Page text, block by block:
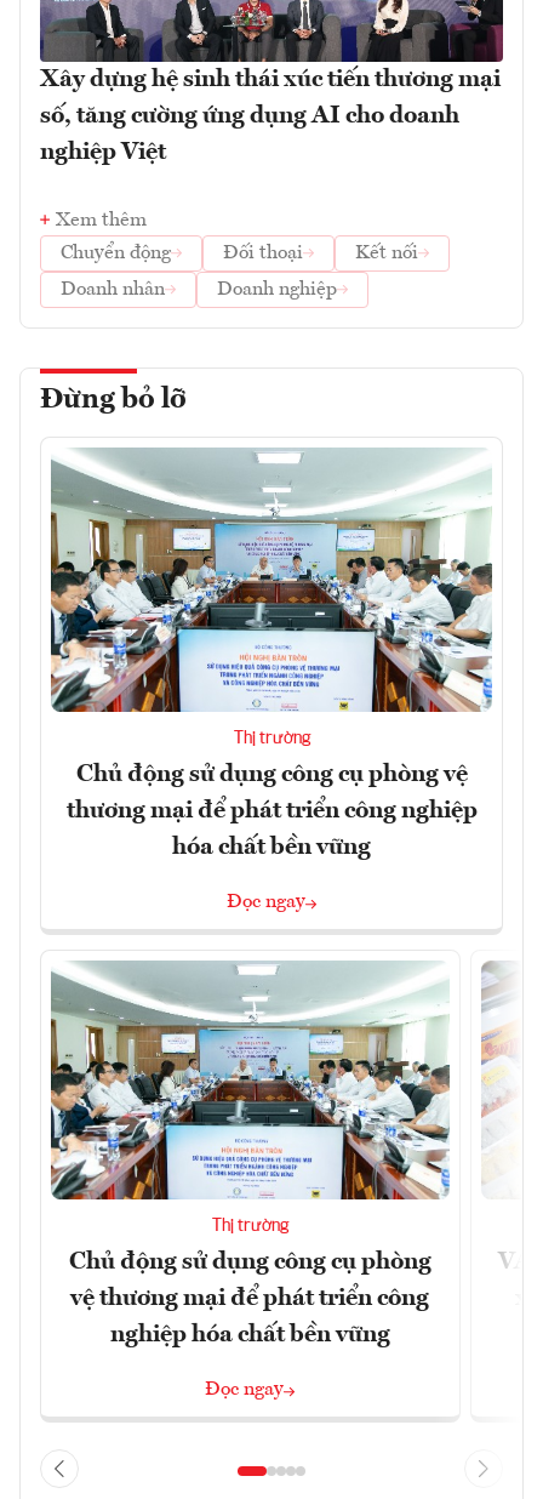
Xây dựng hệ sinh thái xúc tiến thương mại
số, tăng cường ứng dụng AI cho doanh
nghiệp Việt
Xem thêm
Chuyển động
Đối thoại
Kết nối
Doanh nhân
Doanh nghiệp
Đừng bỏ lỡ
Thị trường
Chủ động sử dụng công cụ phòng vệ
thương mại để phát triển công nghiệp
hóa chất bền vững
Đọc ngay
Thị trường
Chủ động sử dụng công cụ phòng
vệ thương mại để phát triển công
nghiệp hóa chất bền vững
Đọc ngay